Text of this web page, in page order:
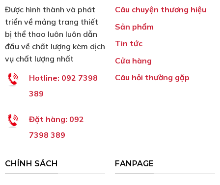
Được hình thành và phát
triển về mảng trang thiết
bị thể thao luôn luôn dẫn
đầu về chất lượng kèm dịch
vụ chất lượng nhất
Hotline: 092 7398
389
Đặt hàng: 092
7398 389
Câu chuyện thương hiệu
Sản phẩm
Tin tức
Cửa hàng
Câu hỏi thường gặp
CHÍNH SÁCH FANPAGE